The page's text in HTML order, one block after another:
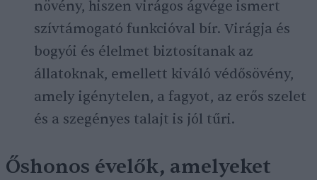
növény, hiszen virágos ágvége ismert
szívtámogató funkcióval bír. Virágja és
bogyói és élelmet biztosítanak az
állatoknak, emellett kiváló védősövény,
amely igénytelen, a fagyot, az erős szelet
és a szegényes talajt is jól tűri.
Őshonos évelők, amelyeket